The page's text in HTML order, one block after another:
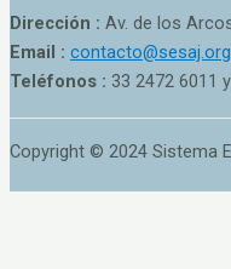
Dirección : Av. de los
Email : contacto@sesaj.org
Teléfonos : 33 2472 6011
Copyright © 2024 Sistema